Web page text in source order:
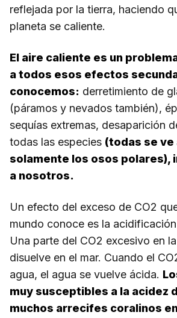
reflejada por la tierra, haciendo
planeta se caliente.
El aire caliente es un
a todos esos efectos
conocemos: derretimiento de
(páramos y nevados también),
sequías extremas, desaparición
todas las especies (todas se
solamente los osos polares),
a nosotros.
Un efecto del exceso de CO2
mundo conoce es la
Una parte del CO2 excesivo en
disuelve en el mar. Cuando el
agua, el agua se vuelve ácida.
muy susceptibles a la acidez
muchos arrecifes coralinos